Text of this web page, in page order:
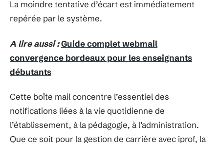
La moindre tentative d’écart est immédiatement
repérée par le système.
A lire aussi :Guide complet webmail
convergence bordeaux pour les enseignants
débutants
Cette boîte mail concentre l’essentiel des
notifications liées à la vie quotidienne de
l’établissement, à la pédagogie, à l’administration.
Que ce soit pour la gestion de carrière avec iprof, la